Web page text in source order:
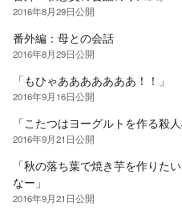
2016年8月29日公開
番外編：母との会話
2016年8月29日公開
「もひゃあああああああ！！」
2016年9月16日公開
「こたつはヨーグルトを作る殺
2016年9月21日公開
「秋の落ち葉で焼き芋を作りた
なー」
2016年9月21日公開